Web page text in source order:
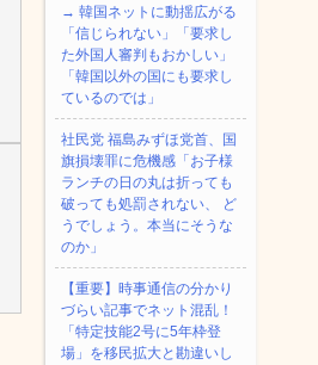
→ 韓国ネットに動揺広がる
「信じられない」「要求し
た外国人審判もおかしい」
「韓国以外の国にも要求し
ているのでは」
社民党 福島みずほ党首、国
旗損壊罪に危機感「お子様
ランチの日の丸は折っても
破っても処罰されない、 ど
うでしょう。本当にそうな
のか」
【重要】時事通信の分かり
づらい記事でネット混乱！
「特定技能2号に5年枠登
場」を移民拡大と勘違いし